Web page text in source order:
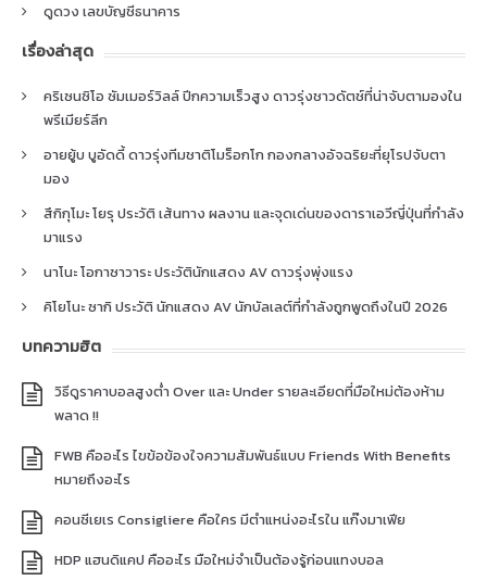
ดูดวง เลขบัญชีธนาคาร
เรื่องล่าสุด
คริเซนซิโอ ซัมเมอร์วิลล์ ปีกความเร็วสูง ดาวรุ่งชาวดัตช์ที่น่าจับตามองใน
พรีเมียร์ลีก
อายยู้บ บูอัดดี้ ดาวรุ่งทีมชาติโมร็อกโก กองกลางอัจฉริยะที่ยุโรปจับตา
มอง
สึกิกุโมะ โยรุ ประวัติ เส้นทาง ผลงาน และจุดเด่นของดาราเอวีญี่ปุ่นที่กำลัง
มาแรง
นาโนะ โอกาซาวาระ ประวัตินักแสดง AV ดาวรุ่งพุ่งแรง
คิโยโนะ ซากิ ประวัติ นักแสดง AV นักบัลเลต์ที่กำลังถูกพูดถึงในปี 2026
บทความฮิต
วิธีดูราคาบอลสูงต่ำ Over และ Under รายละเอียดที่มือใหม่ต้องห้าม
พลาด !!
FWB คืออะไร ไขข้อข้องใจความสัมพันธ์แบบ Friends With Benefits
หมายถึงอะไร
คอนซีเยเร Consigliere คือใคร มีตำแหน่งอะไรใน แก๊งมาเฟีย
HDP แฮนดิแคป คืออะไร มือใหม่จำเป็นต้องรู้ก่อนแทงบอล